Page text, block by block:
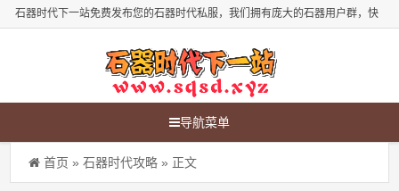
石器时代下一站免费发布您的石器时代私服，我们拥有庞大的石器用户群，快
导航菜单
首页 »石器时代攻略 » 正文